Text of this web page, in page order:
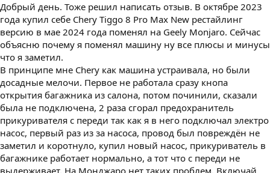
Добрый день. Тоже решил написать отзыв. В октябре 2023
года купил себе Chery Tiggo 8 Pro Max New рестайлинг
версию в мае 2024 года поменял на Geely Monjaro. Сейчас
объясню почему я поменял машину ну все плюсы и минусы
что я заметил.
В принципе мне Chery как машина устраивала, но были
досадные мелочи. Первое не работала сразу кнопа
открытия багажника из салона, потом починили, сказали
была не подключена, 2 раза сгорал предохранитель
прикуривателя с переди так как я в него подключал электро
насос, первый раз из за насоса, провод был повреждён не
заметил и коротнуло, купил новый насос, прикуриватель в
багажнике работает нормально, а тот что с переди не
выдерживает. На Монджаро нет таких проблем. Включай